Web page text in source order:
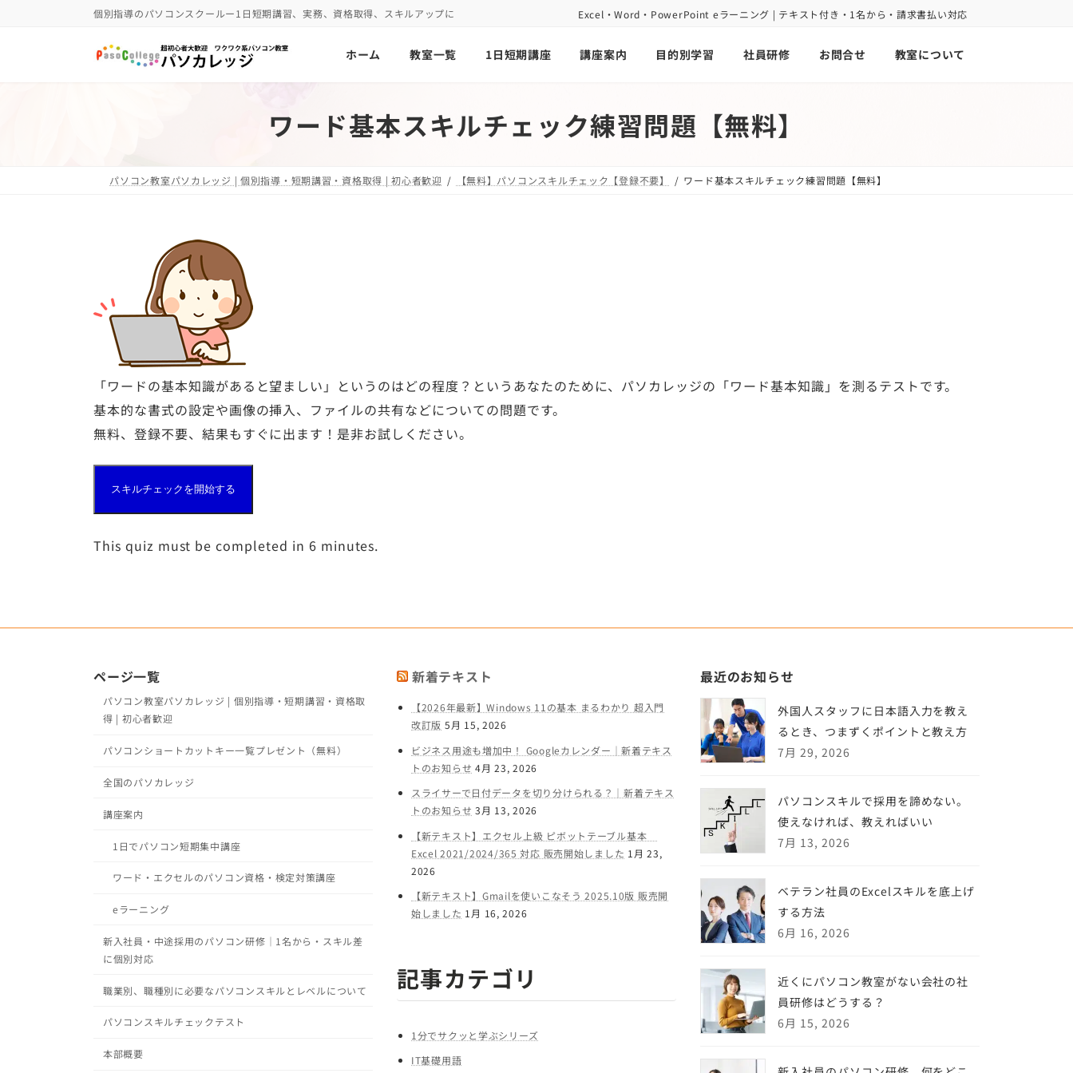
個別指導のパソコンスクールー1日短期講習、実務、資格取得、スキルアップに Excel・Word・PowerPoint eラーニング | テキスト付き・1名から・請求書払い対応
ホーム 教室一覧 1日短期講座 講座案内 目的別学習 社員研修 お問合せ 教室について
ワード基本スキルチェック練習問題【無料】
パソコン教室パソカレッジ | 個別指導・短期講習・資格取得 | 初心者歓迎 【無料】パソコンスキルチェック【登録不要】 ワード基本スキルチェック練習問題【無料】
「ワードの基本知識があると望ましい」というのはどの程度？というあなたのために、パソカレッジの「ワード基本知識」を測るテストです。
基本的な書式の設定や画像の挿入、ファイルの共有などについての問題です。
無料、登録不要、結果もすぐに出ます！是非お試しください。
スキルチェックを開始する
This quiz must be completed in 6 minutes.
ページ一覧
パソコン教室パソカレッジ | 個別指導・短期講習・資格取
得 | 初心者歓迎
パソコンショートカットキー一覧プレゼント（無料）
全国のパソカレッジ
講座案内
1日でパソコン短期集中講座
ワード・エクセルのパソコン資格・検定対策講座
eラーニング
新入社員・中途採用のパソコン研修｜1名から・スキル差
に個別対応
職業別、職種別に必要なパソコンスキルとレベルについて
パソコンスキルチェックテスト
本部概要
新着テキスト
【2026年最新】Windows 11の基本 まるわかり 超入門
改訂版 5月 15, 2026
ビジネス用途も増加中！ Googleカレンダー｜新着テキス
トのお知らせ 4月 23, 2026
スライサーで日付データを切り分けられる？｜新着テキス
トのお知らせ 3月 13, 2026
【新テキスト】エクセル上級 ピボットテーブル基本
Excel 2021/2024/365 対応 販売開始しました 1月 23,
2026
【新テキスト】Gmailを使いこなそう 2025.10版 販売開
始しました 1月 16, 2026
記事カテゴリ
1分でサクッと学ぶシリーズ
IT基礎用語
最近のお知らせ
外国人スタッフに日本語入力を教え
るとき、つまずくポイントと教え方
7月 29, 2026
パソコンスキルで採用を諦めない。
使えなければ、教えればいい
7月 13, 2026
ベテラン社員のExcelスキルを底上げ
する方法
6月 16, 2026
近くにパソコン教室がない会社の社
員研修はどうする？
6月 15, 2026